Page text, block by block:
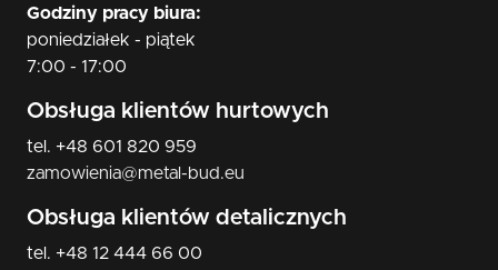
Godziny pracy biura:
poniedziałek - piątek
7:00 - 17:00
Obsługa klientów hurtowych
tel. +48 601 820 959
zamowienia@metal-bud.eu
Obsługa klientów detalicznych
tel. +48 12 444 66 00